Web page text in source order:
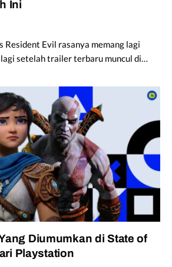
Ini
Resident Evil rasanya memang lagi
setelah trailer terbaru muncul di…
Diumumkan di State of
Playstation